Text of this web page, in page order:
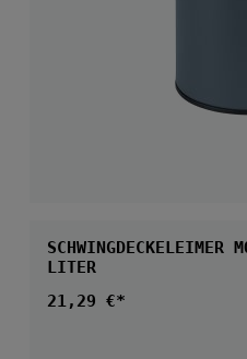
SCHWINGDECKELEIMER
LITER
Regulärer Preis:
21,29 €*